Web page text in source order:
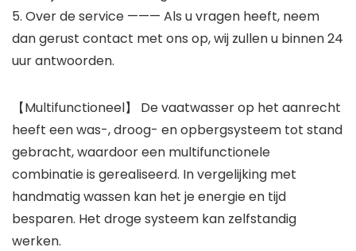
5. Over de service ——— Als u vragen heeft, neem
dan gerust contact met ons op, wij zullen u binnen 24
uur antwoorden.
【Multifunctioneel】 De vaatwasser op het aanrecht
heeft een was-, droog- en opbergsysteem tot stand
gebracht, waardoor een multifunctionele
combinatie is gerealiseerd. In vergelijking met
handmatig wassen kan het je energie en tijd
besparen. Het droge systeem kan zelfstandig
werken.